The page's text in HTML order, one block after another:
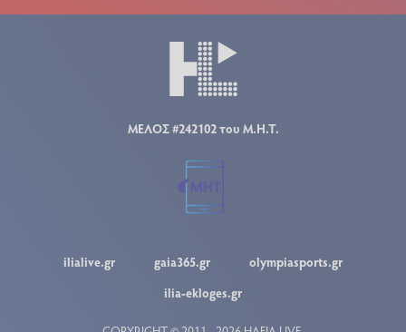
ΜΕΛΟΣ #242102 του Μ.Η.Τ.
ilialive.gr gaia365.gr
olympiasports.gr
ilia-ekloges.gr